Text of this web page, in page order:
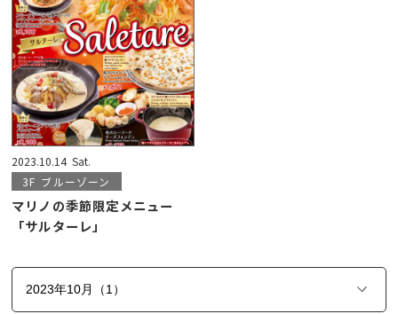
2023.10.14 Sat.
3F ブルーゾーン
マリノの季節限定メニュー
「サルターレ」